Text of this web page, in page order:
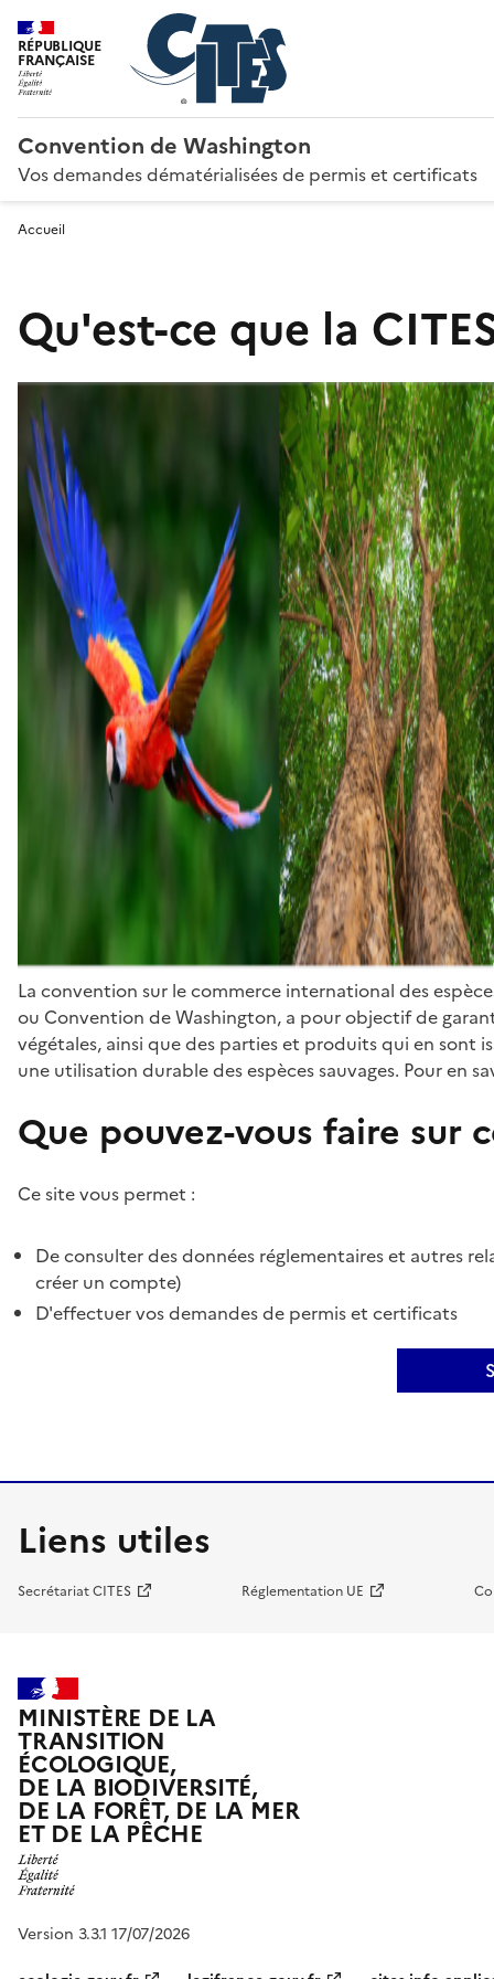
RÉPUBLIQUE
FRANÇAISE
Convention de Washington
Vos demandes dématérialisées de permis et certificats
Accueil
Qu'est-ce que la
La convention sur le commerce international des
ou Convention de Washington, a pour objectif de
végétales, ainsi que des parties et produits qui en sont
une utilisation durable des espèces sauvages. Pour en
Que pouvez-vous faire sur
Ce site vous permet :
De consulter des données réglementaires et autres
créer un compte)
D'effectuer vos demandes de permis et certificats
Liens utiles
Secrétariat CITES Réglementation UE
MINISTÈRE DE LA
TRANSITION
ÉCOLOGIQUE,
DE LA BIODIVERSITÉ,
DE LA FORÊT, DE LA MER
ET DE LA PÊCHE
Version 3.3.1 17/07/2026